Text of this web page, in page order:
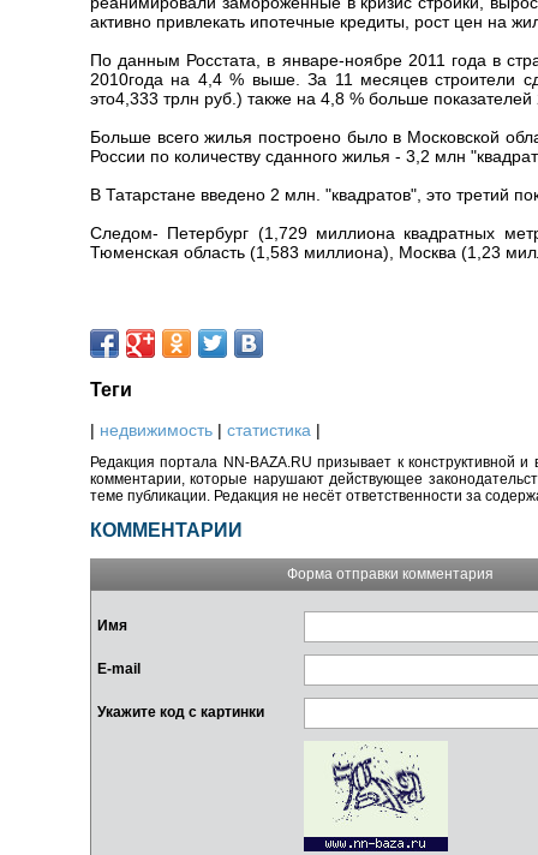
активно привлекать ипотечные кредиты, рост цен на
По данным Росстата, в январе-ноябре 2011 года в
2010года на 4,4 % выше. За 11 месяцев строители
это4,333 трлн руб.) также на 4,8 % больше
Больше всего жилья построено было в Московской
России по количеству сданного жилья - 3,2 млн
В Татарстане введено 2 млн. "квадратов", это третий
Следом- Петербург (1,729 миллиона квадратных
Тюменская область (1,583 миллиона), Москва (1,23
Теги
| недвижимость | статистика |
Редакция портала NN-BAZA.RU призывает к конструктивной
комментарии, которые нарушают действующее
теме публикации. Редакция не несёт ответственности за
КОММЕНТАРИИ
Форма отправки комментария
Имя
E-mail
Укажите код с картинки